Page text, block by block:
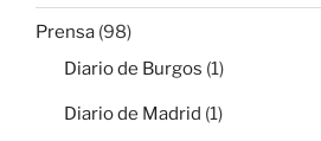
Prensa (98)
Diario de Burgos (1)
Diario de Madrid (1)